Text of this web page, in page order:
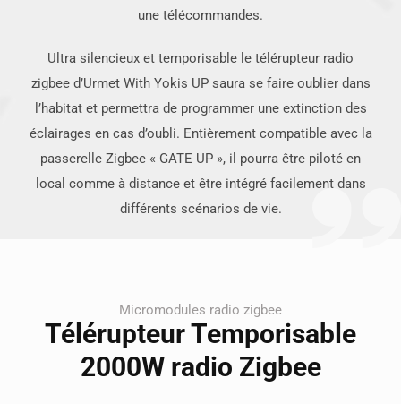
une télécommandes.
Ultra silencieux et temporisable le télérupteur radio
zigbee d’Urmet With Yokis UP saura se faire oublier dans
l’habitat et permettra de programmer une extinction des
éclairages en cas d’oubli. Entièrement compatible avec la
passerelle Zigbee « GATE UP », il pourra être piloté en
local comme à distance et être intégré facilement dans
différents scénarios de vie.
Micromodules radio zigbee
Télérupteur Temporisable
2000W radio Zigbee